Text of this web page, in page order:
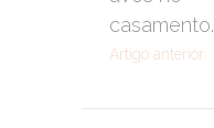
casamento.
Artigo anterior